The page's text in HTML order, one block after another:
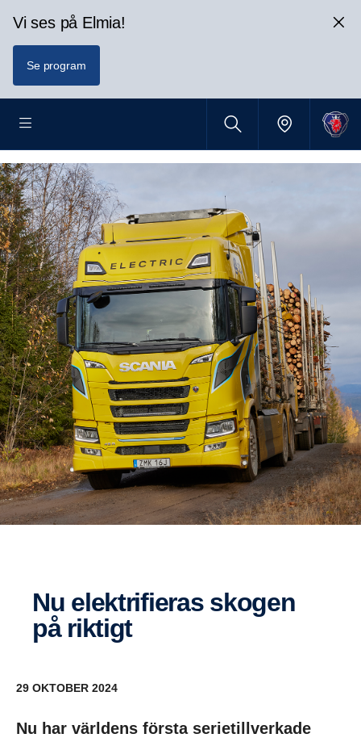
Vi ses på Elmia!
Se program
Nu elekt­ri­fieras skogen
på riktigt
29 OKTOBER 2024
Nu har världens första serietillverkade